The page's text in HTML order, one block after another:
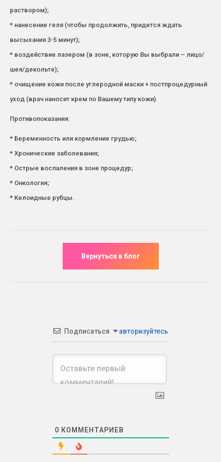
раствором);
* нанесение геля (чтобы продолжить, придется ждать
высыхания 3-5 минут);
* воздействие лазером (в зоне, которую Вы выбрали – лицо/
шея/декольте);
* очищение кожи после углеродной маски + постпроцедурный
уход (врач наносит крем по Вашему типу кожи).
Противопоказания:
* Беременность или кормление грудью;
* Хронические заболевания;
* Острые воспаления в зоне процедур;
* Онкология;
* Келоидные рубцы.
Подписаться авторизуйтесь
0 КОММЕНТАРИЕВ